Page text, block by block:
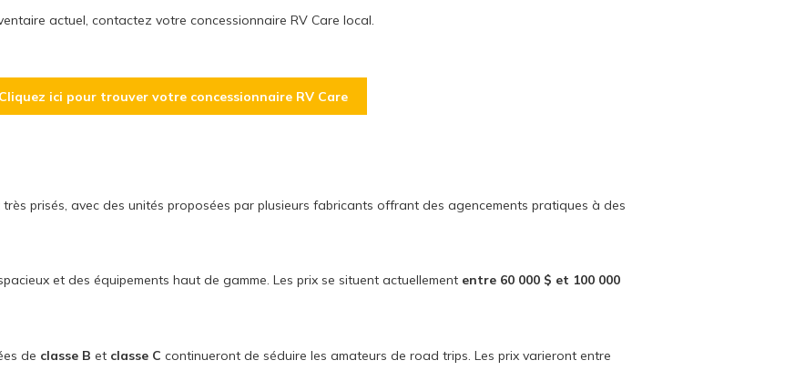
actuel, contactez votre concessionnaire RV Care local.
Cliquez ici pour trouver votre concessionnaire RV Care
prisés, avec des unités proposées par plusieurs fabricants offrant des agencements pratiques à des
et des équipements haut de gamme. Les prix se situent actuellement entre 60 000 $ et 100 000
de classe B et classe C continueront de séduire les amateurs de road trips. Les prix varieront entre